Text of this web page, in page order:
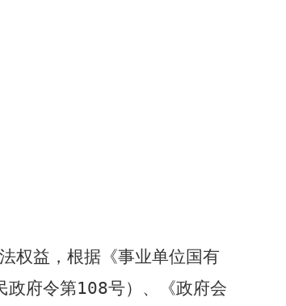
权益，根据《事业单位国有
政府令第108号）、《政府会